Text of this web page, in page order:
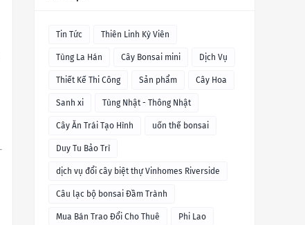
Tin Tức Thiên Linh Kỳ Viên
Tùng La Hán Cây Bonsai mini Dịch Vụ
Thiết Kế Thi Công Sản phẩm Cây Hoa
Sanh xi Tùng Nhật - Thông Nhật
Cây Ăn Trái Tạo Hình uốn thế bonsai
Duy Tu Bảo Trì
dịch vụ đổi cây biệt thự Vinhomes Riverside
Câu lạc bộ bonsai Đầm Trành
Mua Bán Trao Đổi Cho Thuê Phi Lao